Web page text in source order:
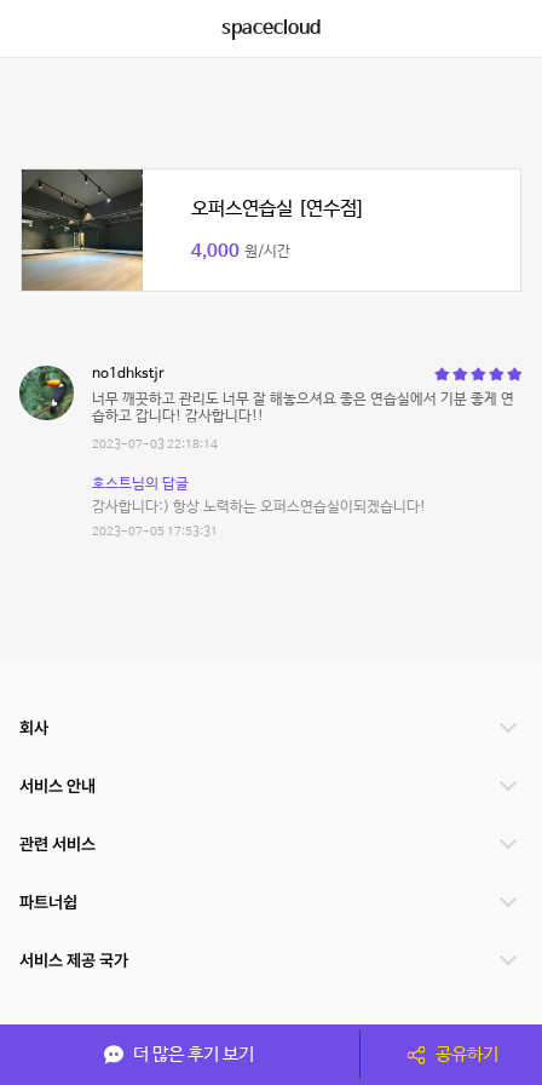
spacecloud
오퍼스연습실 [연수점]
4,000 원/시간
no1dhkstjr
너무 깨끗하고 관리도 너무 잘 해놓으셔요 좋은 연습실에서 기분 좋게 연
습하고 갑니다! 감사합니다!!
2023-07-03 22:18:14
호스트님의 답글
감사합니다:) 항상 노력하는 오퍼스연습실이되겠습니다!
2023-07-05 17:53:31
더 많은 후기 보기 공유하기
회사
서비스 안내
관련 서비스
파트너쉽
서비스 제공 국가
(주)NSPACE 사업자정보